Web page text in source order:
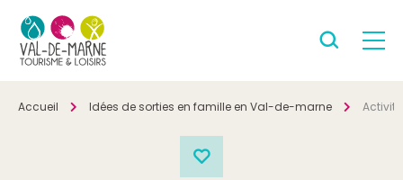
Accueil Idées de sorties en famille en Val-de-marne